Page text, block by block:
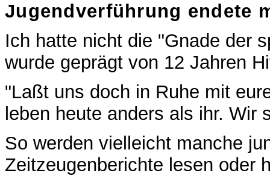
Jugendverführung endete
Ich hatte nicht die "Gnade der
wurde geprägt von 12 Jahren
"Laßt uns doch in Ruhe mit
leben heute anders als ihr.
So werden vielleicht manche
Zeitzeugenberichte lesen oder